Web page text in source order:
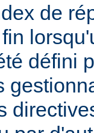
de
défini